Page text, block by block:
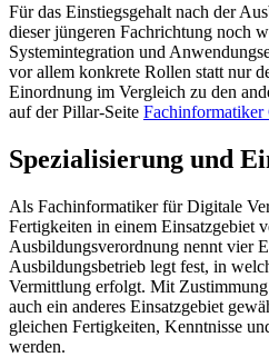
Für das Einstiegsgehalt nach der
dieser jüngeren Fachrichtung noch
Systemintegration und
vor allem konkrete Rollen statt nur
Einordnung im Vergleich zu den
auf der Pillar-Seite Fachinformatiker
Spezialisierung und
Als Fachinformatiker für Digitale
Fertigkeiten in einem Einsatzgebiet
Ausbildungsverordnung nennt vier
Ausbildungsbetrieb legt fest, in
Vermittlung erfolgt. Mit
auch ein anderes Einsatzgebiet
gleichen Fertigkeiten, Kenntnisse
werden.